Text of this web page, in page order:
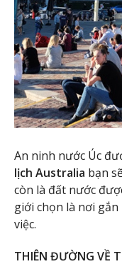
An ninh nước Úc
lịch Australia bạn
còn là đất nước
giới chọn là nơi
việc.
THIÊN ĐƯỜNG VỀ